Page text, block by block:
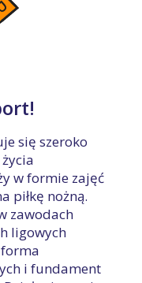
się szeroko
w formie zajęć
piłkę nożną.
zawodach
ligowych
i fundament